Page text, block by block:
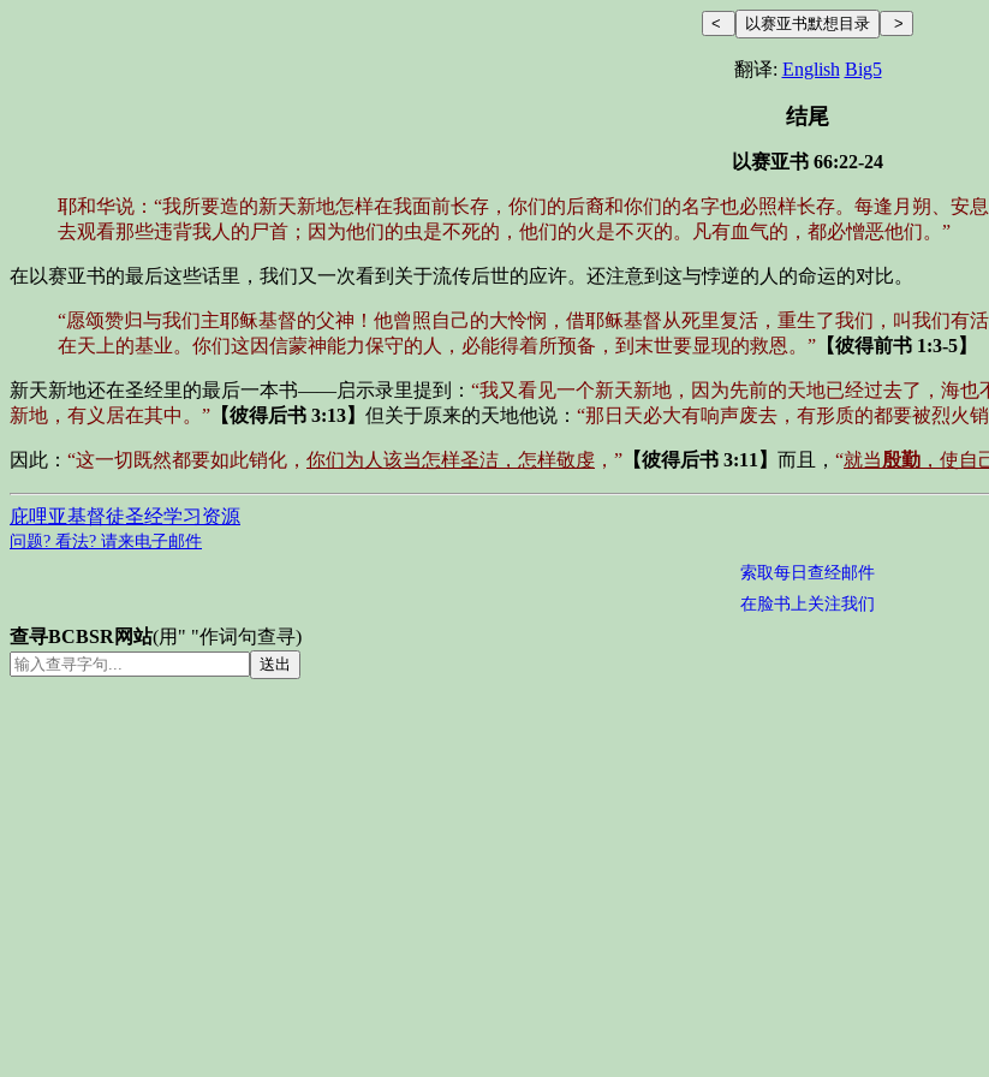
翻译: English Big5
结尾
以赛亚书 66:22-24
耶和华说：“我所要造的新天新地怎样在我面前长存，你们的后裔和你们的名字也必照样长存。每逢月朔、安
去观看那些违背我人的尸首；因为他们的虫是不死的，他们的火是不灭的。凡有血气的，都必憎恶他们。”
在以赛亚书的最后这些话里，我们又一次看到关于流传后世的应许。还注意到这与悖逆的人的命运的对比。
“愿颂赞归与我们主耶稣基督的父神！他曾照自己的大怜悯，借耶稣基督从死里复活，重生了我们，叫我们有
在天上的基业。你们这因信蒙神能力保守的人，必能得着所预备，到末世要显现的救恩。” 【彼得前书 1:3-5】
新天新地还在圣经里的最后一本书——启示录里提到： “我又看见一个新天新地，因为先前的天地已经过去了，海也
新地，有义居在其中。” 【彼得后书 3:13】 但关于原来的天地他说： “那日天必大有响声废去，有形质的都要被烈火
因此： “这一切既然都要如此销化， 你们为人该当怎样圣洁，怎样敬虔 ，” 【彼得后书 3:11】 而且， “就当殷勤 ，使
庇哩亚基督徒圣经学习资源
问题? 看法? 请来电子邮件
索取每日查经邮件
在脸书上关注我们
查寻BCBSR网站(用" "作词句查寻)